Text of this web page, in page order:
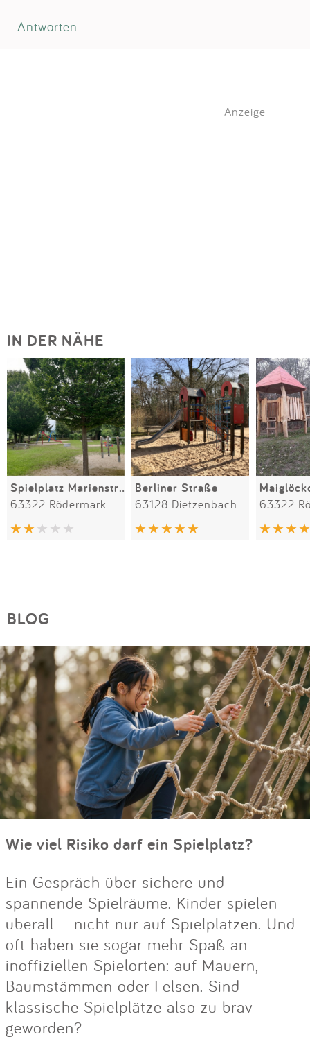
Antworten
Anzeige
IN DER NÄHE
Spielplatz Marienstraße
63322 Rödermark
Berliner Straße
63128 Dietzenbach 63322
BLOG
Wie viel Risiko darf ein Spielplatz?
Ein Gespräch über sichere und
spannende Spielräume. Kinder spielen
überall – nicht nur auf Spielplätzen. Und
oft haben sie sogar mehr Spaß an
inoffiziellen Spielorten: auf Mauern,
Baumstämmen oder Felsen. Sind
klassische Spielplätze also zu brav
geworden?